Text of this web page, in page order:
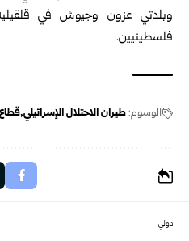
فلسطينيين.
الوسوم:طيران الاحتلال الإسرائيلي
دولي